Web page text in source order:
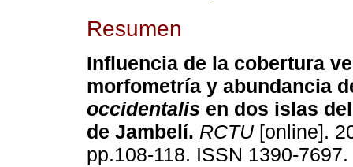
Resumen
Influencia de la cobertura
morfometría y abundancia
occidentalis en dos islas
de Jambelí​. RCTU [online].
pp.108-118. ISSN 1390-7697.